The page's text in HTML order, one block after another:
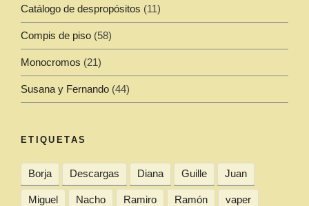
Catálogo de despropósitos (11)
Compis de piso (58)
Monocromos (21)
Susana y Fernando (44)
ETIQUETAS
Borja Descargas Diana Guille Juan
Miguel Nacho Ramiro Ramón vaper